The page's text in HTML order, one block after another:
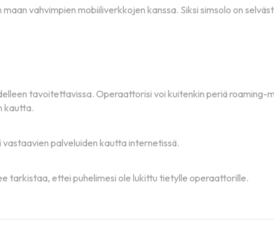
vahvimpien mobiiliverkkojen kanssa. Siksi simsolo on
tavoitettavissa. Operaattorisi voi kuitenkin periä roaming-
kautta.
palveluiden kautta internetissä.
tarkistaa, ettei puhelimesi ole lukittu tietylle operaattorille.